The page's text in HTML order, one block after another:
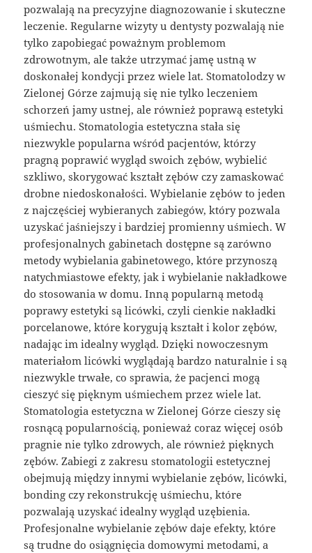
pozwalają na precyzyjne diagnozowanie i skuteczne
leczenie. Regularne wizyty u dentysty pozwalają nie
tylko zapobiegać poważnym problemom
zdrowotnym, ale także utrzymać jamę ustną w
doskonałej kondycji przez wiele lat. Stomatolodzy w
Zielonej Górze zajmują się nie tylko leczeniem
schorzeń jamy ustnej, ale również poprawą estetyki
uśmiechu. Stomatologia estetyczna stała się
niezwykle popularna wśród pacjentów, którzy
pragną poprawić wygląd swoich zębów, wybielić
szkliwo, skorygować kształt zębów czy zamaskować
drobne niedoskonałości. Wybielanie zębów to jeden
z najczęściej wybieranych zabiegów, który pozwala
uzyskać jaśniejszy i bardziej promienny uśmiech. W
profesjonalnych gabinetach dostępne są zarówno
metody wybielania gabinetowego, które przynoszą
natychmiastowe efekty, jak i wybielanie nakładkowe
do stosowania w domu. Inną popularną metodą
poprawy estetyki są licówki, czyli cienkie nakładki
porcelanowe, które korygują kształt i kolor zębów,
nadając im idealny wygląd. Dzięki nowoczesnym
materiałom licówki wyglądają bardzo naturalnie i są
niezwykle trwałe, co sprawia, że pacjenci mogą
cieszyć się pięknym uśmiechem przez wiele lat.
Stomatologia estetyczna w Zielonej Górze cieszy się
rosnącą popularnością, ponieważ coraz więcej osób
pragnie nie tylko zdrowych, ale również pięknych
zębów. Zabiegi z zakresu stomatologii estetycznej
obejmują między innymi wybielanie zębów, licówki,
bonding czy rekonstrukcję uśmiechu, które
pozwalają uzyskać idealny wygląd uzębienia.
Profesjonalne wybielanie zębów daje efekty, które
są trudne do osiągnięcia domowymi metodami, a